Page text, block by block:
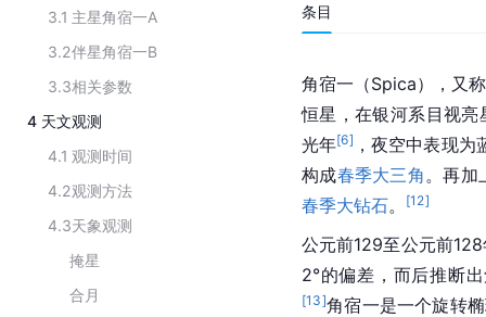
3.1 主星角宿一A
3.2伴星角宿一B
3.3相关参数
4 天文观测
4.1 观测时间
4.2观测方法
4.3天象观测
掩星
合月
条目
角宿一（Spica），又称
恒星，在银河系目视亮
光年[6] ，夜空中表现为
构成春季大三角 。再加
春季大钻石。 [12]
公元前129至公元前
2°的偏差，而后推断
[13]角宿一是一个旋转